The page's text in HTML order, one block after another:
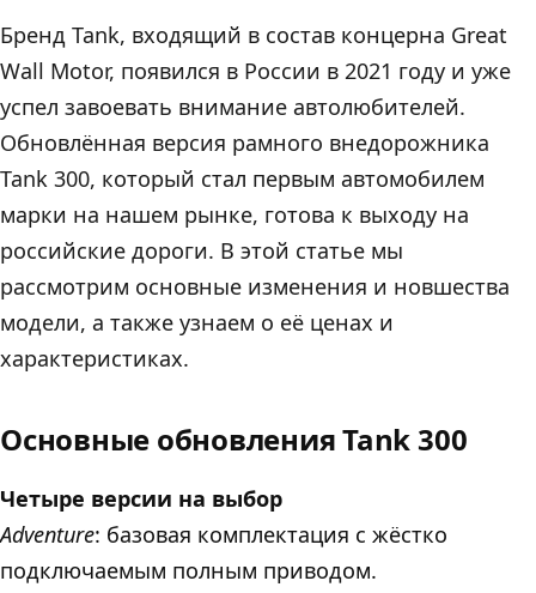
Бренд Tank, входящий в состав концерна Great
Wall Motor, появился в России в 2021 году и уже
успел завоевать внимание автолюбителей.
Обновлённая версия рамного внедорожника
Tank 300, который стал первым автомобилем
марки на нашем рынке, готова к выходу на
российские дороги. В этой статье мы
рассмотрим основные изменения и новшества
модели, а также узнаем о её ценах и
характеристиках.
Основные обновления Tank 300
Четыре версии на выбор
Adventure: базовая комплектация с жёстко
подключаемым полным приводом.